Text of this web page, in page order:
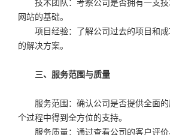
技术团队：考察公司是否拥有一支技
网站的基础。
项目经验：了解公司过去的项目和成
的解决方案。
三、服务范围与质量
服务范围：确认公司是否提供全面的
个过程中得到全方位的支持。
服务质量：通过查看公司的客户评价